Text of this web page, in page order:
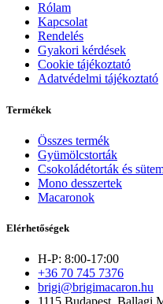
Rólam
Kapcsolat
Rendelés
Gyakori kérdések
Cookie tájékoztató
Adatvédelmi tájékoztató
Termékek
Összes termék
Gyümölcstorták
Csokoládétorták és
Mono desszertek
Macaronok
Elérhetőségek
H-P: 8:00-17:00
+36 70 745 7376
brigi@brigimacaron.hu